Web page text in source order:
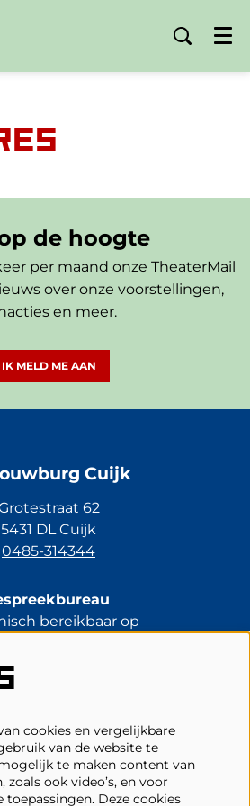
Menu
de hoogte
per maand onze TheaterMail
over onze voorstellingen,
en meer.
IK MELD ME AAN
Cuijk
62
5431 DL Cuijk
0485-314344
bereikbaar op
0485-314344
vragen
cookies en vergelijkbare
van de website te
te maken content van
zoals ook video’s, en voor
toepassingen. Deze cookies